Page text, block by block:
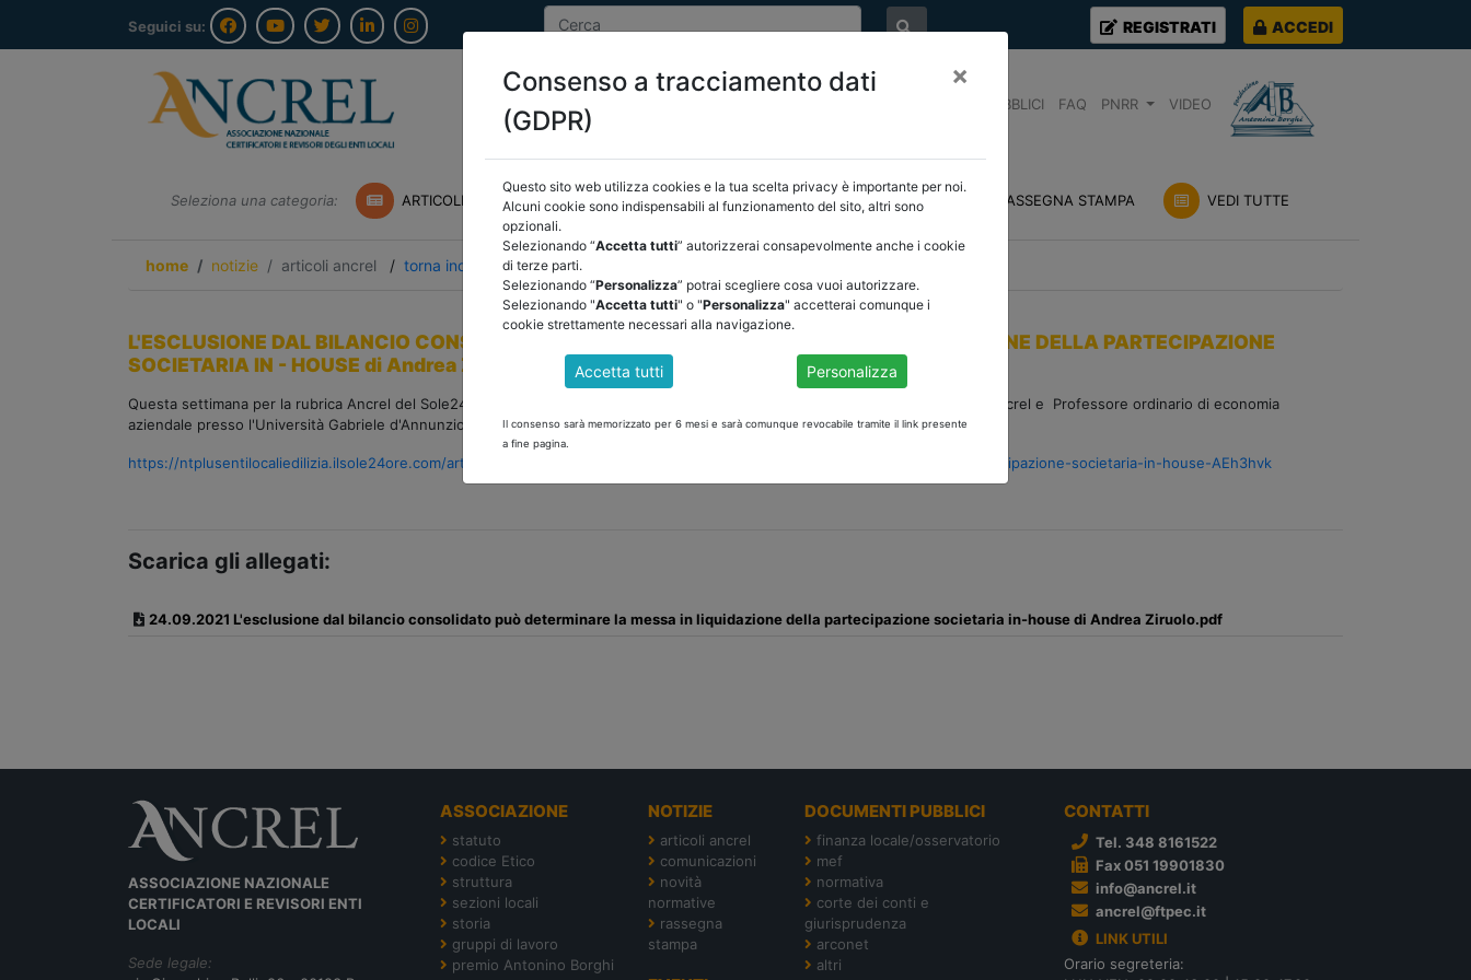
Seguici su: REGISTRATI ACCEDI
DOCUMENTI PUBBLICI FAQ PNRR VIDEO
Seleziona una categoria: ARTICOLI ANCREL COMUNICAZIONI NOVITÀ NORMATIVE RASSEGNA STAMPA VEDI TUTTE
home notizie articoli ancrel / torna indietro
L'ESCLUSIONE DAL BILANCIO CONSOLIDATO PUO' DETERMINARE LA MESSA IN LIQUIDAZIONE DELLA PARTECIPAZIONE
SOCIETARIA IN - HOUSE di Andrea Ziruolo
Questa settimana per la rubrica Ancrel del Sole24ore un articolo del Prof. Andrea Ziruolo, presidente del Comitato Scientifico Ancrel e Professore ordinario di economia
aziendale presso l'Università Gabriele d'Annunzio di Chieti-Pescara
https://ntplusentilocaliedilizia.ilsole24ore.com/art/l-esclusione-bilancio-consolidato-puo-determinare-messa-liquidazione-partecipazione-societaria-in-house-AEh3hvk
Scarica gli allegati:
24.09.2021 L'esclusione dal bilancio consolidato può determinare la messa in liquidazione della partecipazione societaria in-house di Andrea Ziruolo.pdf
ASSOCIAZIONE NAZIONALE
CERTIFICATORI E REVISORI ENTI
LOCALI
Sede legale:
ASSOCIAZIONE
statuto
codice Etico
struttura
sezioni locali
storia
gruppi di lavoro
premio Antonino Borghi
NOTIZIE
articoli ancrel
comunicazioni
novità
normative
rassegna
stampa
DOCUMENTI PUBBLICI
finanza locale/osservatorio
mef
normativa
corte dei conti e
giurisprudenza
arconet
altri
CONTATTI
Tel. 348 8161522
Fax 051 19901830
info@ancrel.it
ancrel@ftpec.it
LINK UTILI
Orario segreteria:
Consenso a tracciamento dati
(GDPR)
×
Questo sito web utilizza cookies e la tua scelta privacy è importante per noi.
Alcuni cookie sono indispensabili al funzionamento del sito, altri sono
opzionali.
Selezionando “Accetta tutti” autorizzerai consapevolmente anche i cookie
di terze parti.
Selezionando “Personalizza” potrai scegliere cosa vuoi autorizzare.
Selezionando "Accetta tutti" o "Personalizza" accetterai comunque i
cookie strettamente necessari alla navigazione.
Accetta tutti Personalizza
Il consenso sarà memorizzato per 6 mesi e sarà comunque revocabile tramite il link presente
a fine pagina.